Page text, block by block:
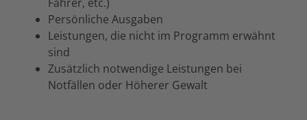
Persönliche Ausgaben
Leistungen, die nicht im Programm erwähnt
sind
Zusätzlich notwendige Leistungen bei
Notfällen oder Höherer Gewalt